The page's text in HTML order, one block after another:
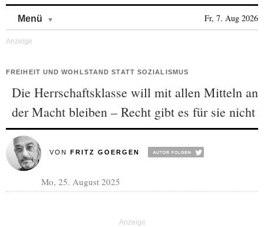
Menü Fr, 7. Aug 2026
FREIHEIT UND WOHLSTAND STATT SOZIALISMUS
Die Herrschaftsklasse will mit allen Mitteln an
der Macht bleiben – Recht gibt es für sie nicht
VON FRITZ GOERGEN
Mo, 25. August 2025